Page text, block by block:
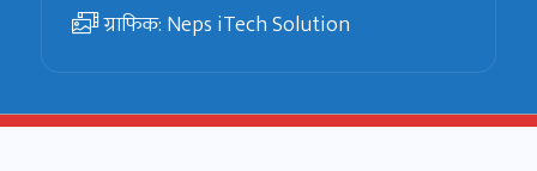
ग्राफिक: Neps iTech Solution